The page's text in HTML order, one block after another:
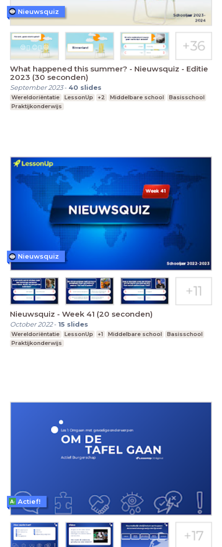
What happened this summer? - Nieuwsquiz - Editie
2023 (30 seconden)
September 2023- 40 slides
Wereldoriëntatie LessonUp +2 Middelbare school
Basisschool
Praktijkonderwijs
Nieuwsquiz
Nieuwsquiz - Week 41 (20 seconden)
October 2022- 15 slides
Wereldoriëntatie LessonUp +1 Middelbare school
Basisschool
Praktijkonderwijs
Nieuwsquiz
Actief!